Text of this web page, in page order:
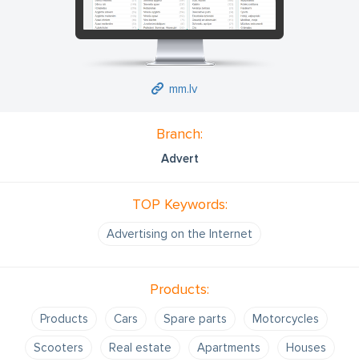
mm.lv
Branch:
Advert
TOP Keywords:
Advertising on the Internet
Products:
Products Cars Spare parts
Motorcycles
Scooters
Real estate Apartments
Houses